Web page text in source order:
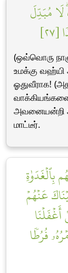
مُبَدِّلَ
(ஒவ்வொரு
உமக்கு வஹ்யி
ஓதுவீராக!
அவனையன்றி
மாட்டீர்.
بِٱلۡغَدَوٰةِ
عَنۡهُمۡ
أَغۡفَلۡنَا
فُرُطٗا